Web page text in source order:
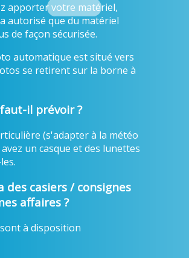
apporter votre matériel,
autorisé que du matériel
de façon sécurisée.
automatique est situé vers
se retirent sur la borne à
il prévoir ?
(s'adapter à la météo
un casque et des lunettes
des casiers / consignes
affaires ?
à disposition